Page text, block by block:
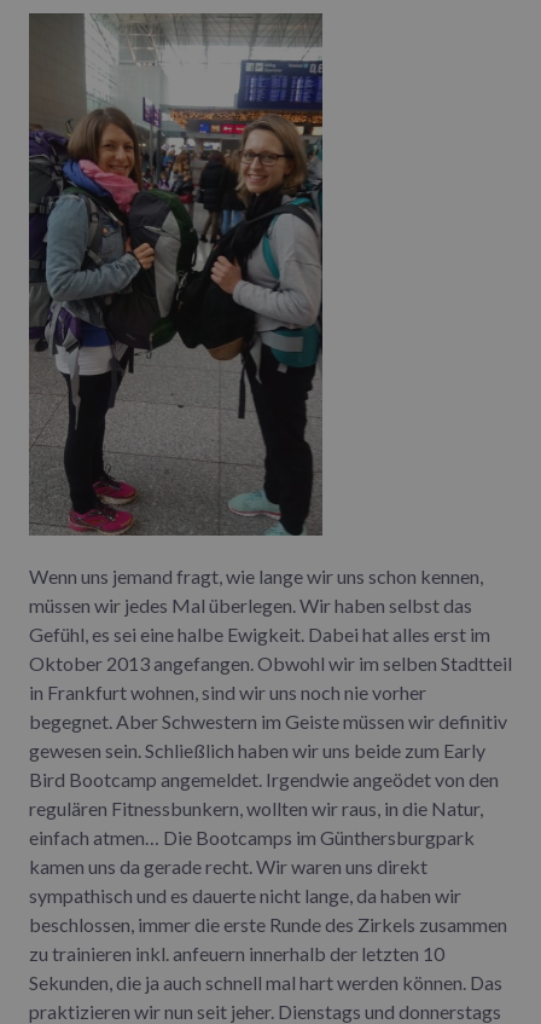
Wenn uns jemand fragt, wie lange wir uns schon kennen,
müssen wir jedes Mal überlegen. Wir haben selbst das
Gefühl, es sei eine halbe Ewigkeit. Dabei hat alles erst im
Oktober 2013 angefangen. Obwohl wir im selben Stadtteil
in Frankfurt wohnen, sind wir uns noch nie vorher
begegnet. Aber Schwestern im Geiste müssen wir definitiv
gewesen sein. Schließlich haben wir uns beide zum Early
Bird Bootcamp angemeldet. Irgendwie angeödet von den
regulären Fitnessbunkern, wollten wir raus, in die Natur,
einfach atmen… Die Bootcamps im Günthersburgpark
kamen uns da gerade recht. Wir waren uns direkt
sympathisch und es dauerte nicht lange, da haben wir
beschlossen, immer die erste Runde des Zirkels zusammen
zu trainieren inkl. anfeuern innerhalb der letzten 10
Sekunden, die ja auch schnell mal hart werden können. Das
praktizieren wir nun seit jeher. Dienstags und donnerstags